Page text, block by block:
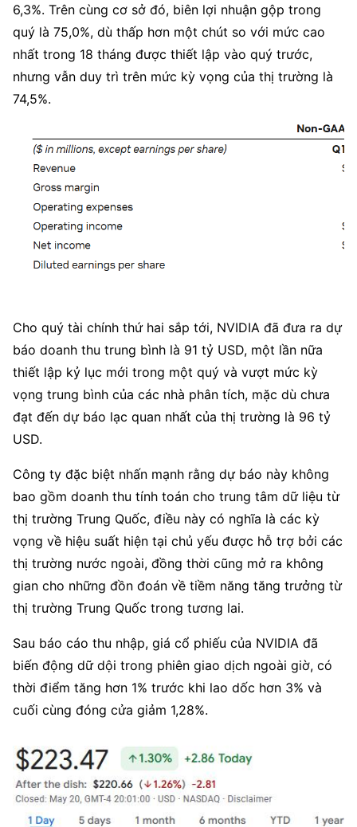
6,3%. Trên cùng cơ sở đó, biên lợi nhuận gộp trong
quý là 75,0%, dù thấp hơn một chút so với mức cao
nhất trong 18 tháng được thiết lập vào quý trước,
nhưng vẫn duy trì trên mức kỳ vọng của thị trường là
74,5%.
Cho quý tài chính thứ hai sắp tới, NVIDIA đã đưa ra dự
báo doanh thu trung bình là 91 tỷ USD, một lần nữa
thiết lập kỷ lục mới trong một quý và vượt mức kỳ
vọng trung bình của các nhà phân tích, mặc dù chưa
đạt đến dự báo lạc quan nhất của thị trường là 96 tỷ
USD.
Công ty đặc biệt nhấn mạnh rằng dự báo này không
bao gồm doanh thu tính toán cho trung tâm dữ liệu từ
thị trường Trung Quốc, điều này có nghĩa là các kỳ
vọng về hiệu suất hiện tại chủ yếu được hỗ trợ bởi các
thị trường nước ngoài, đồng thời cũng mở ra không
gian cho những đồn đoán về tiềm năng tăng trưởng từ
thị trường Trung Quốc trong tương lai.
Sau báo cáo thu nhập, giá cổ phiếu của NVIDIA đã
biến động dữ dội trong phiên giao dịch ngoài giờ, có
thời điểm tăng hơn 1% trước khi lao dốc hơn 3% và
cuối cùng đóng cửa giảm 1,28%.